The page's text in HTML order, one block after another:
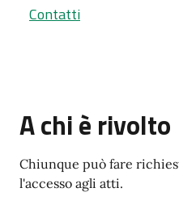
Contatti
A chi è rivolto
Chiunque può fare
l'accesso agli atti.